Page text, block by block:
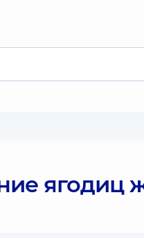
ягодиц